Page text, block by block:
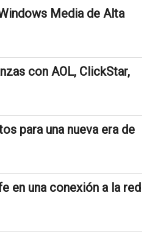
Media de Alta
con AOL, ClickStar,
para una nueva era de
en una conexión a la red